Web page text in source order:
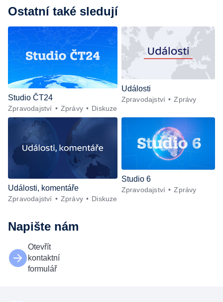
Ostatní také sledují
Studio ČT24
Zpravodajství Zprávy Diskuze
Události
Zpravodajství Zprávy
Události, komentáře
Zpravodajství Zprávy Diskuze
Studio 6
Zpravodajství Zprávy
Napište nám
Otevřít
kontaktní
formulář